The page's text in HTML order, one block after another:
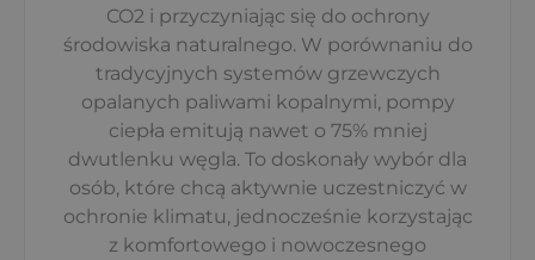
CO2 i przyczyniając się do ochrony
środowiska naturalnego. W porównaniu do
tradycyjnych systemów grzewczych
opalanych paliwami kopalnymi, pompy
ciepła emitują nawet o 75% mniej
dwutlenku węgla. To doskonały wybór dla
osób, które chcą aktywnie uczestniczyć w
ochronie klimatu, jednocześnie korzystając
z komfortowego i nowoczesnego